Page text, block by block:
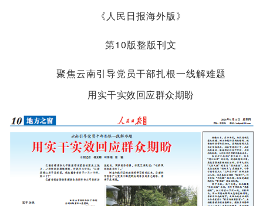
《人民日报海外版》
第10版整版刊文
聚焦云南引导党员干部扎根一线解难题
用实干实效回应群众期盼